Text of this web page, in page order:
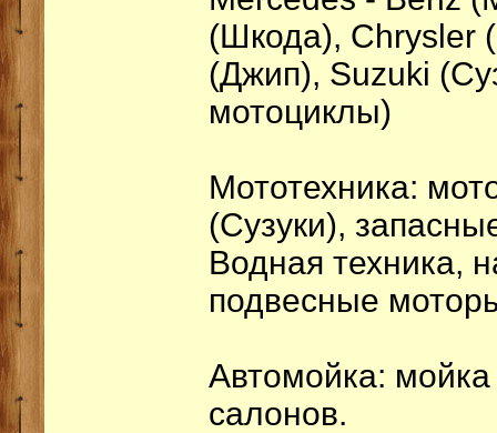
(Шкода), Chrysler
(Джип), Suzuki
мотоциклы)
Мототехника:
(Сузуки),
Водная техника,
подвесные
Автомойка:
салонов.